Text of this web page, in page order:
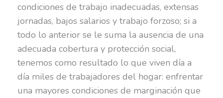
condiciones de trabajo inadecuadas, extensas
jornadas, bajos salarios y trabajo forzoso; si a
todo lo anterior se le suma la ausencia de una
adecuada cobertura y protección social,
tenemos como resultado lo que viven día a
día miles de trabajadores del hogar: enfrentar
una mayores condiciones de marginación que